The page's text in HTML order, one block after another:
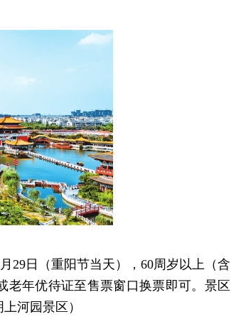
29日（重阳节当天），60周岁以上（含
老年优待证至售票窗口换票即可。景区
河园景区）